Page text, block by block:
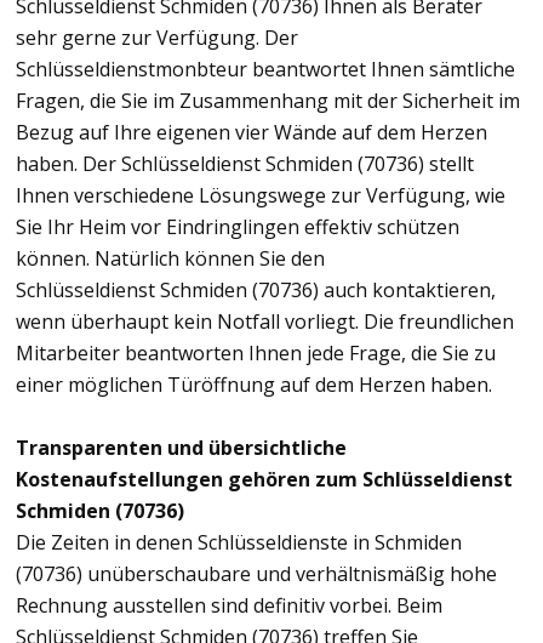
Schlüsseldienst Schmiden (70736) Ihnen als Berater
sehr gerne zur Verfügung. Der
Schlüsseldienstmonbteur beantwortet Ihnen sämtliche
Fragen, die Sie im Zusammenhang mit der Sicherheit im
Bezug auf Ihre eigenen vier Wände auf dem Herzen
haben. Der Schlüsseldienst Schmiden (70736) stellt
Ihnen verschiedene Lösungswege zur Verfügung, wie
Sie Ihr Heim vor Eindringlingen effektiv schützen
können. Natürlich können Sie den
Schlüsseldienst Schmiden (70736) auch kontaktieren,
wenn überhaupt kein Notfall vorliegt. Die freundlichen
Mitarbeiter beantworten Ihnen jede Frage, die Sie zu
einer möglichen Türöffnung auf dem Herzen haben.
Transparenten und übersichtliche
Kostenaufstellungen gehören zum Schlüsseldienst
Schmiden (70736)
Die Zeiten in denen Schlüsseldienste in Schmiden
(70736) unüberschaubare und verhältnismäßig hohe
Rechnung ausstellen sind definitiv vorbei. Beim
Schlüsseldienst Schmiden (70736) treffen Sie